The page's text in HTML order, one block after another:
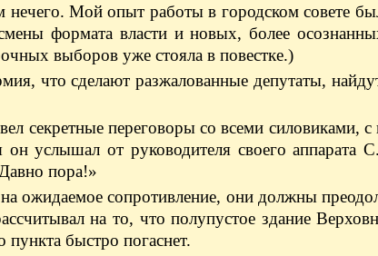
Мой опыт работы в городском совете
формата власти и новых, более
выборов уже стояла в повестке.)
что сделают разжалованные депутаты,
секретные переговоры со всеми силовиками,
услышал от руководителя своего аппарата
пора!»
ожидаемое сопротивление, они должны
на то, что полупустое здание
пункта быстро погаснет.